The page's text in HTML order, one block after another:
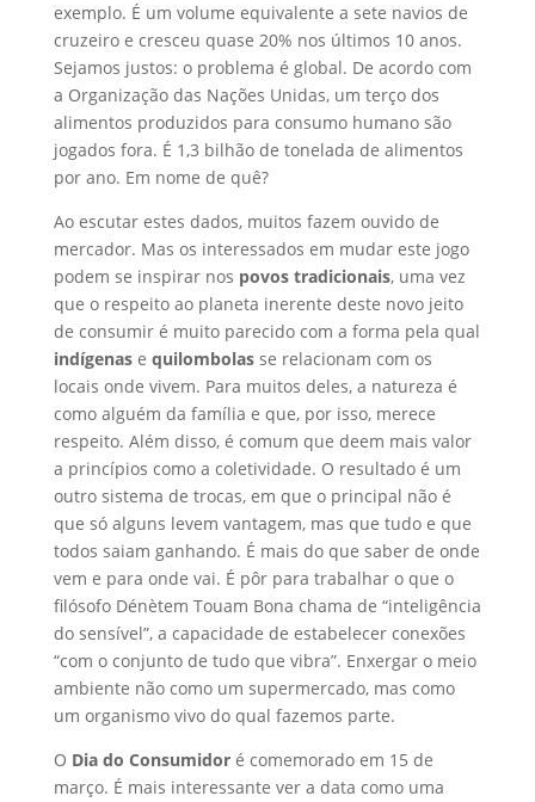
exemplo. É um volume equivalente a sete navios de
cruzeiro e cresceu quase 20% nos últimos 10 anos.
Sejamos justos: o problema é global. De acordo com
a Organização das Nações Unidas, um terço dos
alimentos produzidos para consumo humano são
jogados fora. É 1,3 bilhão de tonelada de alimentos
por ano. Em nome de quê?
Ao escutar estes dados, muitos fazem ouvido de
mercador. Mas os interessados em mudar este jogo
podem se inspirar nos povos tradicionais, uma vez
que o respeito ao planeta inerente deste novo jeito
de consumir é muito parecido com a forma pela qual
indígenase quilombolasse relacionam com os
locais onde vivem. Para muitos deles, a natureza é
como alguém da família e que, por isso, merece
respeito. Além disso, é comum que deem mais valor
a princípios como a coletividade. O resultado é um
outro sistema de trocas, em que o principal não é
que só alguns levem vantagem, mas que tudo e que
todos saiam ganhando. É mais do que saber de onde
vem e para onde vai. É pôr para trabalhar o que o
filósofo Dénètem Touam Bona chama de “inteligência
do sensível”, a capacidade de estabelecer conexões
“com o conjunto de tudo que vibra”. Enxergar o meio
ambiente não como um supermercado, mas como
um organismo vivo do qual fazemos parte.
O Dia do Consumidoré comemorado em 15 de
março. É mais interessante ver a data como uma